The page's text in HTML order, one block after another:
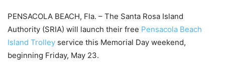
PENSACOLA BEACH, Fla. – The Santa Rosa Island
Authority (SRIA) will launch their free Pensacola Beach
Island Trolley service this Memorial Day weekend,
beginning Friday, May 23.